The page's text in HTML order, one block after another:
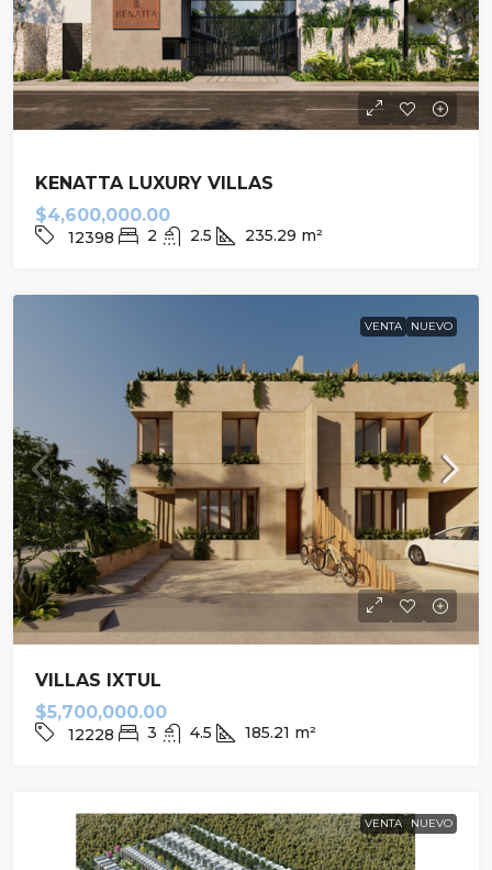
KENATTA LUXURY VILLAS
$4,600,000.00
12398 2 2.5 235.29 m²
VENTA NUEVO
VILLAS IXTUL
$5,700,000.00
12228 3 4.5 185.21 m²
VENTA NUEVO